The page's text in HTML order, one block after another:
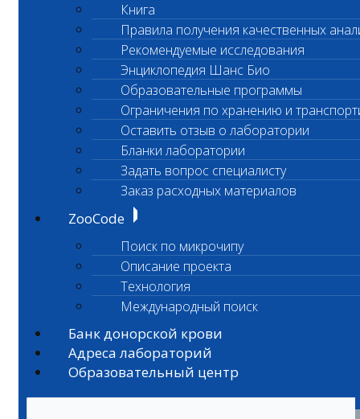
Книга
Правила получения качественных
Рекомендуемые исследования
Энциклопедия Шанс Био
Образовательные программы
Ограничения по хранению и
Оставить отзыв о лаборатории
Бланки лаборатории
Задать вопрос специалисту
Заказ расходных материалов
ZooCode
Поиск по микрочипу
Описание проекта
Технология
Международный поиск
Банк донорской крови
Адреса лабораторий
Образовательный центр